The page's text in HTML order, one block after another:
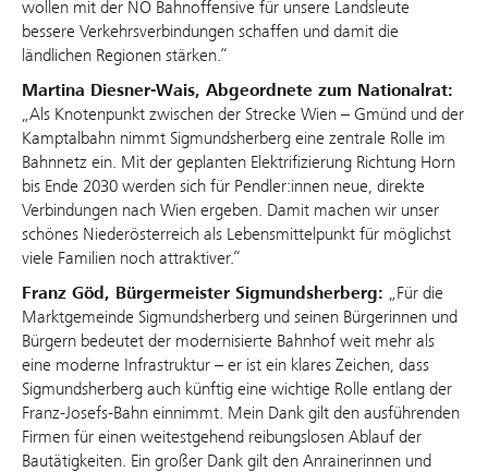
wollen mit der NÖ Bahnoffensive für unsere Landsleute
bessere Verkehrsverbindungen schaffen und damit die
ländlichen Regionen stärken.“
Martina Diesner-Wais, Abgeordnete zum Nationalrat:
„Als Knotenpunkt zwischen der Strecke Wien – Gmünd und der
Kamptalbahn nimmt Sigmundsherberg eine zentrale Rolle im
Bahnnetz ein. Mit der geplanten Elektrifizierung Richtung Horn
bis Ende 2030 werden sich für Pendler:innen neue, direkte
Verbindungen nach Wien ergeben. Damit machen wir unser
schönes Niederösterreich als Lebensmittelpunkt für möglichst
viele Familien noch attraktiver.“
Franz Göd, Bürgermeister Sigmundsherberg: „Für die
Marktgemeinde Sigmundsherberg und seinen Bürgerinnen und
Bürgern bedeutet der modernisierte Bahnhof weit mehr als
eine moderne Infrastruktur – er ist ein klares Zeichen, dass
Sigmundsherberg auch künftig eine wichtige Rolle entlang der
Franz-Josefs-Bahn einnimmt. Mein Dank gilt den ausführenden
Firmen für einen weitestgehend reibungslosen Ablauf der
Bautätigkeiten. Ein großer Dank gilt den Anrainerinnen und